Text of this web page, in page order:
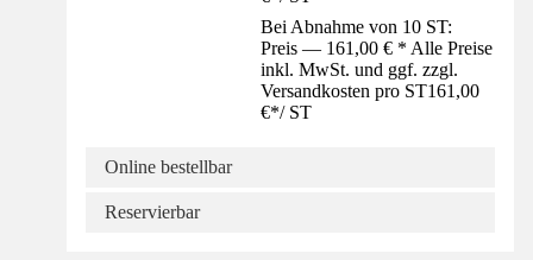
Bei Abnahme von 10 ST:
Preis — 161,00 € * Alle Preise
inkl. MwSt. und ggf. zzgl.
Versandkosten pro ST161,00
€*/ ST
Online bestellbar
Reservierbar